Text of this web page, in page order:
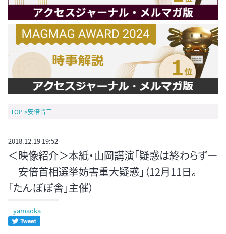
TOP >安倍晋三
2018.12.19 19:52
＜映像紹介＞本紙・山岡講演「疑惑は終わらず―
―安倍首相選挙妨害重大疑惑」（12月11日。
「たんぽぽ舎」主催）
yamaoka